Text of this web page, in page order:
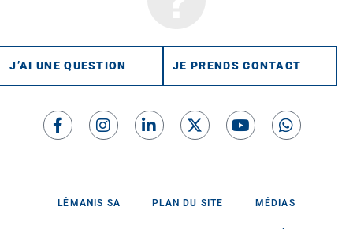
J’AI UNE QUESTION JE PRENDS CONTACT
LÉMANIS SA PLAN DU SITE MÉDIAS